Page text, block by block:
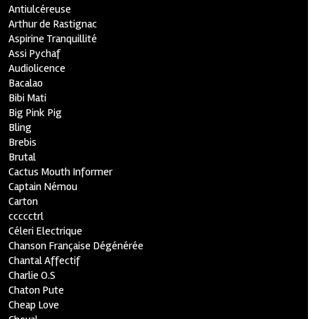
Antiulcéreuse
Arthur de Rastignac
Aspirine Tranquillité
Assi Pychaf
Audiolicence
Bacalao
Bibi Mati
Big Pink Pig
Bling
Brebis
Brutal
Cactus Mouth Informer
Captain Némou
Carton
ccccctrl
Céleri Electrique
Chanson Française Dégénérée
Chantal Affectif
Charlie O.S
Chaton Pute
Cheap Love